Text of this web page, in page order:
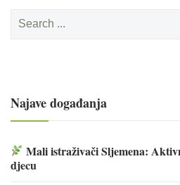
for:
Najave događanja
Mali istraživači Sljemena:
djecu